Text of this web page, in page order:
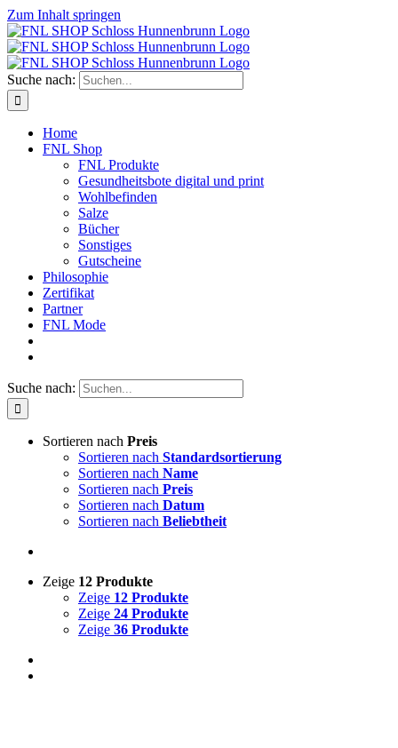
Zum Inhalt springen
Suche nach:
Home
FNL Shop
FNL Produkte
Gesundheitsbote digital und print
Wohlbefinden
Salze
Bücher
Sonstiges
Gutscheine
Philosophie
Zertifikat
Partner
FNL Mode
Suche nach:
Sortieren nach Preis
Sortieren nach Standardsortierung
Sortieren nach Name
Sortieren nach Preis
Sortieren nach Datum
Sortieren nach Beliebtheit
Zeige 12 Produkte
Zeige 12 Produkte
Zeige 24 Produkte
Zeige 36 Produkte